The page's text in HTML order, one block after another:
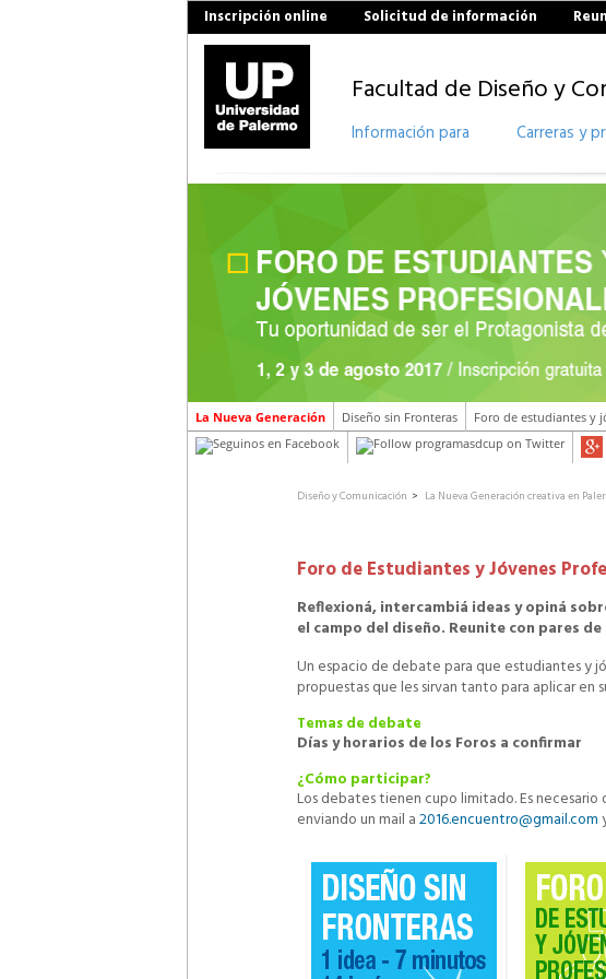
Inscripción online Solicitud de información
Facultad de Diseño y
Información para Carreras y
La Nueva Generación Diseño sin Fronteras Foro de estudiantes y
Diseño y Comunicación > La Nueva Generación creativa en
Foro de Estudiantes y Jóvenes
Reflexioná, intercambiá ideas y opiná
el campo del diseño. Reunite con pares
Un espacio de debate para que estudiantes y
propuestas que les sirvan tanto para aplicar en
Temas de debate
Días y horarios de los Foros a confirmar
¿Cómo participar?
Los debates tienen cupo limitado. Es necesario
enviando un mail a2016.encuentro@gmail.com